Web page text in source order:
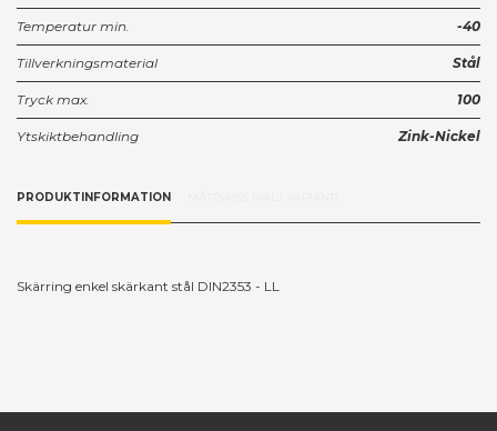
Temperatur min. -40
Tillverkningsmaterial Stål
Tryck max. 100
Ytskiktbehandling Zink-Nickel
PRODUKTINFORMATION
Skärring enkel skärkant stål DIN2353 - LL